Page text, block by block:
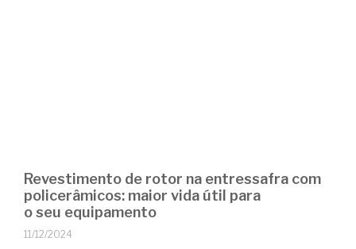
Revestimento de rotor na entressafra com
policerâmicos: maior vida útil para
o seu equipamento
11/12/2024